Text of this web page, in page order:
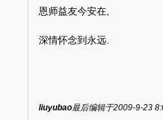
恩师益友今安在,
深情怀念到永远.
liuyubao最后编辑于2009-9-23